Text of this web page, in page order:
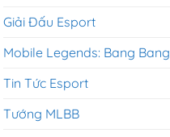
Giải Đấu Esport
Mobile Legends: Bang Bang
Tin Tức Esport
Tướng MLBB